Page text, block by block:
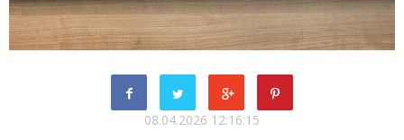
08.04.2026 12:16:15